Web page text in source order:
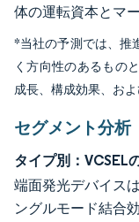
体の運転資本とマ
*当社の予測では、推
く方向性のあるもの
成長、構成効果、お
セグメント分析
タイプ別：VCSEL
端面発光デバイス
ングルモード結合